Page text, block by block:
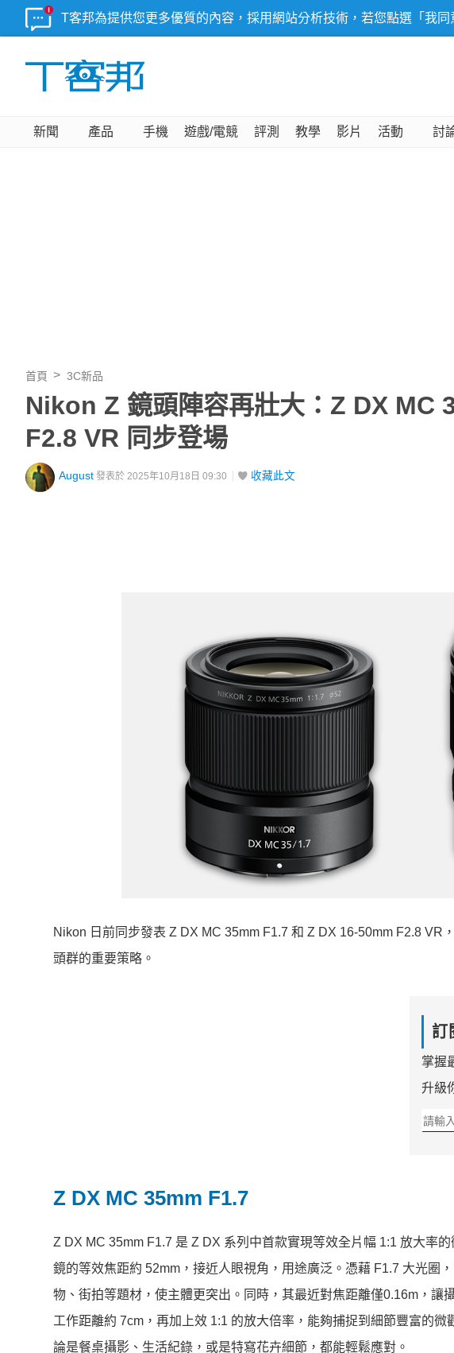
T客邦為提供您更多優質的內容，採用網站分析技術，若您點選「我
新聞 產品 手機 遊戲/電競 評測 教學 影片 活動 討
首頁 3C新品
Nikon Z 鏡頭陣容再壯大：Z DX MC
F2.8 VR 同步登場
August 發表於 2025年10月18日 09:30 收藏此文
Nikon 日前同步發表 Z DX MC 35mm F1.7 和 Z DX 16-50mm F2.8
頭群的重要策略。
訂
掌握
升級
Z DX MC 35mm F1.7
Z DX MC 35mm F1.7 是 Z DX 系列中首款實現等效全片幅 1:1 放大率
鏡的等效焦距約 52mm，接近人眼視角，用途廣泛。憑藉 F1.7 大光圈
物、街拍等題材，使主體更突出。同時，其最近對焦距離僅0.16m，讓
工作距離約 7cm，再加上效 1:1 的放大倍率，能夠捕捉到細節豐富的
論是餐桌攝影、生活紀錄，或是特寫花卉細節，都能輕鬆應對。